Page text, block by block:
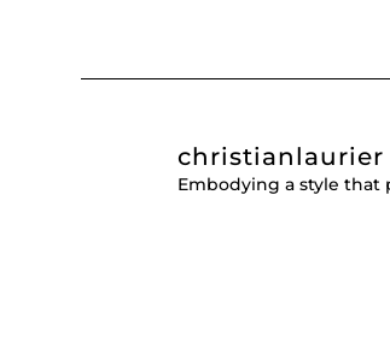
christianlaurier
Embodying a style